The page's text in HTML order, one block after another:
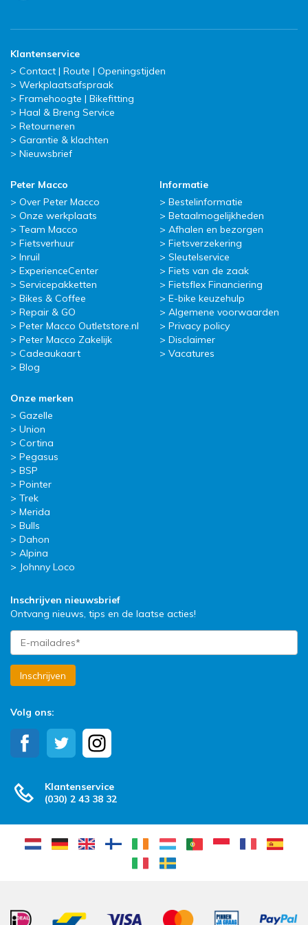
Klantenservice
Contact | Route | Openingstijden
Werkplaatsafspraak
Framehoogte | Bikefitting
Haal & Breng Service
Retourneren
Garantie & klachten
Nieuwsbrief
Peter Macco
Over Peter Macco
Onze werkplaats
Team Macco
Fietsverhuur
Inruil
ExperienceCenter
Servicepakketten
Bikes & Coffee
Repair & GO
Peter Macco Outletstore.nl
Peter Macco Zakelijk
Cadeaukaart
Blog
Informatie
Bestelinformatie
Betaalmogelijkheden
Afhalen en bezorgen
Fietsverzekering
Sleutelservice
Fiets van de zaak
Fietsflex Financiering
E-bike keuzehulp
Algemene voorwaarden
Privacy policy
Disclaimer
Vacatures
Onze merken
Gazelle
Union
Cortina
Pegasus
BSP
Pointer
Trek
Merida
Bulls
Dahon
Alpina
Johnny Loco
Inschrijven nieuwsbrief
Ontvang nieuws, tips en de laatse acties!
Inschrijven
Volg ons:
Klantenservice
(030) 2 43 38 32